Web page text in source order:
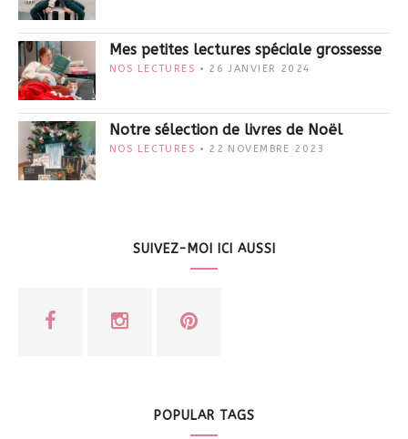
Mes petites lectures spéciale grossesse
NOS LECTURES 26 JANVIER 2024
Notre sélection de livres de Noël
NOS LECTURES 22 NOVEMBRE 2023
SUIVEZ-MOI ICI AUSSI
POPULAR TAGS